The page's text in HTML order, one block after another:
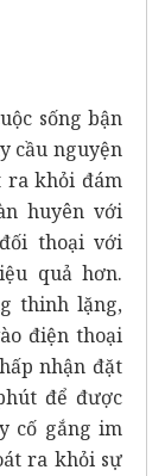
sống bận
cầu nguyện
ra khỏi đám
huyên với
thoại với
quả hơn.
thinh lặng,
điện thoại
nhận đặt
để được
cố gắng im
ra khỏi sự